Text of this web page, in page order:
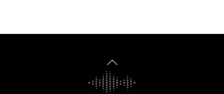
Back
To
Top